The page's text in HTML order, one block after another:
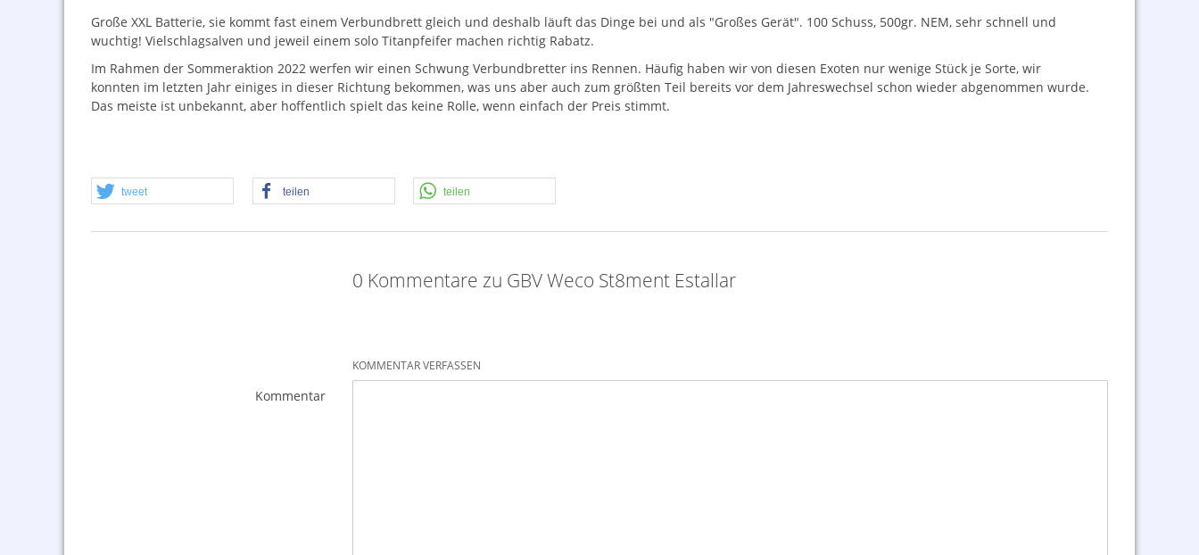
Große XXL Batterie, sie kommt fast einem Verbundbrett gleich und deshalb läuft das Dinge bei und als "Großes Gerät". 100 Schuss, 500gr. NEM, sehr schnell und
wuchtig! Vielschlagsalven und jeweil einem solo Titanpfeifer machen richtig Rabatz.
Im Rahmen der Sommeraktion 2022 werfen wir einen Schwung Verbundbretter ins Rennen. Häufig haben wir von diesen Exoten nur wenige Stück je Sorte, wir
konnten im letzten Jahr einiges in dieser Richtung bekommen, was uns aber auch zum größten Teil bereits vor dem Jahreswechsel schon wieder abgenommen wurde.
Das meiste ist unbekannt, aber hoffentlich spielt das keine Rolle, wenn einfach der Preis stimmt.
tweet teilen teilen
0 Kommentare zu GBV Weco St8ment Estallar
KOMMENTAR VERFASSEN
Kommentar